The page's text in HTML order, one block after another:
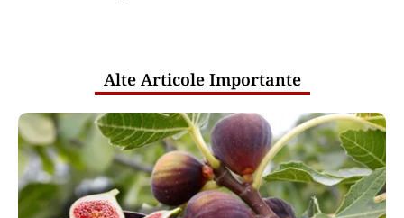
Alte Articole Importante